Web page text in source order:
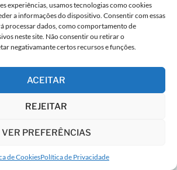
experiências, usamos tecnologias como cookies
a informações do dispositivo. Consentir com essas
processar dados, como comportamento de
neste site. Não consentir ou retirar o
negativamante certos recursos e funções.
ACEITAR
REJEITAR
VER PREFERÊNCIAS
de CookiesPolítica de Privacidade
LIGAÇÕES ÚTEIS